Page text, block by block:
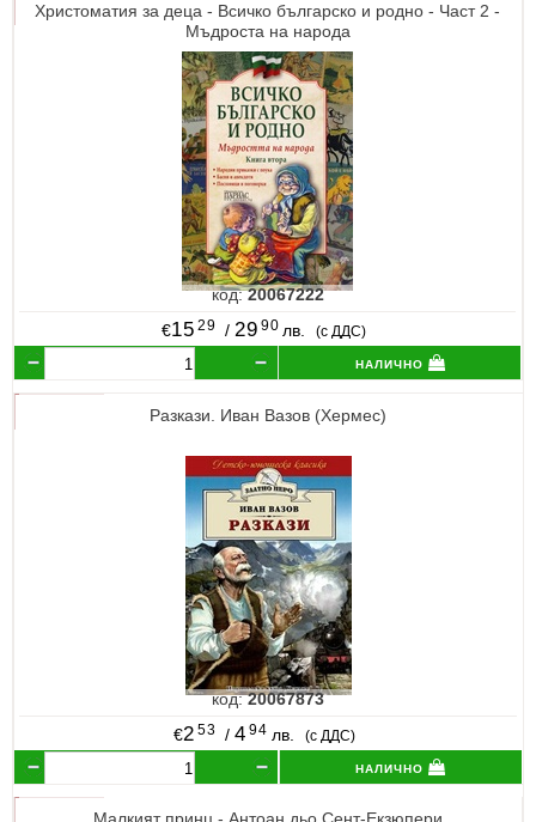
Христоматия за деца - Всичко българско и родно - Част 2 -
Мъдроста на народа
код:20067222
€15 29 / 29 90 лв. (с ДДС)
налично
Разкази. Иван Вазов (Хермес)
код:20067873
€2 53 /4 94 лв. (с ДДС)
налично